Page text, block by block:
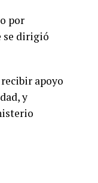
por
se dirigió
apoyo
y